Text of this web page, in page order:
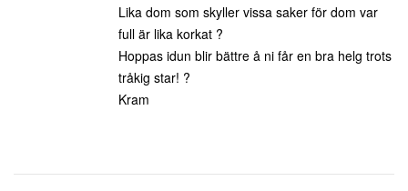
Lika dom som skyller vissa saker för dom var
full är lika korkat ?
Hoppas idun blir bättre å ni får en bra helg trots
tråkig star! ?
Kram